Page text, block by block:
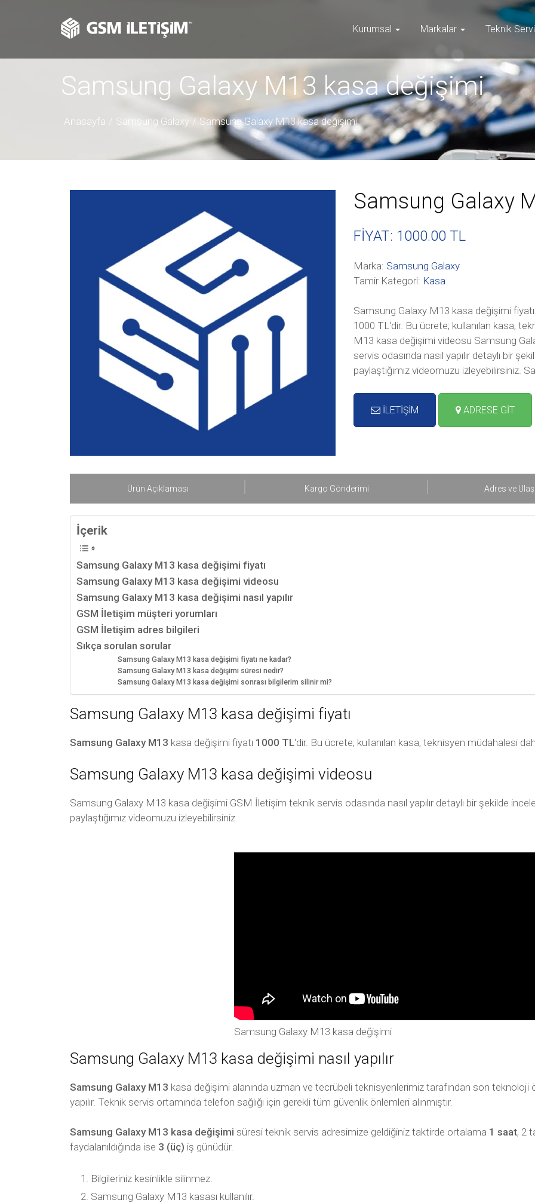
Kurumsal Markalar Teknik
Samsung Galaxy M13 kasa değişimi
Anasayfa Samsung Galaxy Samsung Galaxy M13 kasa değişimi
Samsung Galaxy
FİYAT: 1000.00 TL
Marka: Samsung Galaxy
Tamir Kategori: Kasa
Samsung Galaxy M13 kasa değişimi
1000 TL‘dir. Bu ücrete; kullanılan kasa,
M13 kasa değişimi videosu Samsung
servis odasında nasıl yapılır detaylı bir
paylaştığımız videomuzu izleyebilirsiniz.
İLETİŞİM ADRESE GİT
Ürün Açıklaması Kargo Gönderimi Adres ve
İçerik
Samsung Galaxy M13 kasa değişimi fiyatı
Samsung Galaxy M13 kasa değişimi videosu
Samsung Galaxy M13 kasa değişimi nasıl yapılır
GSM İletişim müşteri yorumları
GSM İletişim adres bilgileri
Sıkça sorulan sorular
Samsung Galaxy M13 kasa değişimi fiyatı ne kadar?
Samsung Galaxy M13 kasa değişimi süresi nedir?
Samsung Galaxy M13 kasa değişimi sonrası bilgilerim silinir mi?
Samsung Galaxy M13 kasa değişimi fiyatı
Samsung Galaxy M13 kasa değişimi fiyatı 1000 TL‘dir. Bu ücrete; kullanılan kasa, teknisyen müdahalesi
Samsung Galaxy M13 kasa değişimi videosu
Samsung Galaxy M13 kasa değişimi GSM İletişim teknik servis odasında nasıl yapılır detaylı bir şekilde
paylaştığımız videomuzu izleyebilirsiniz.
Samsung Galaxy M13 kasa değişimi
Samsung Galaxy M13 kasa değişimi nasıl yapılır
Samsung Galaxy M13 kasa değişimi alanında uzman ve tecrübeli teknisyenlerimiz tarafından son teknoloji
yapılır. Teknik servis ortamında telefon sağlığı için gerekli tüm güvenlik önlemleri alınmıştır.
Samsung Galaxy M13 kasa değişimi süresi teknik servis adresimize geldiğiniz taktirde ortalama 1 saat, 2
faydalanıldığında ise 3 (üç) iş günüdür.
Bilgileriniz kesinlikle silinmez.
Samsung Galaxy M13 kasası kullanılır.